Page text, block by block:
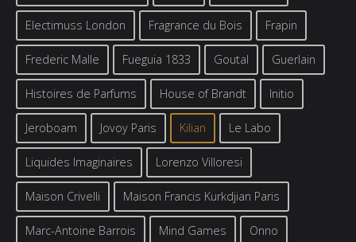
Electimuss London Fragrance du Bois Frapin
Frederic Malle Fueguia 1833 Goutal Guerlain
Histoires de Parfums House of Brandt Initio
Jeroboam Jovoy Paris Kilian Le Labo
Liquides Imaginaires Lorenzo Villoresi
Maison Crivelli Maison Francis Kurkdjian Paris
Marc-Antoine Barrois Mind Games Onno